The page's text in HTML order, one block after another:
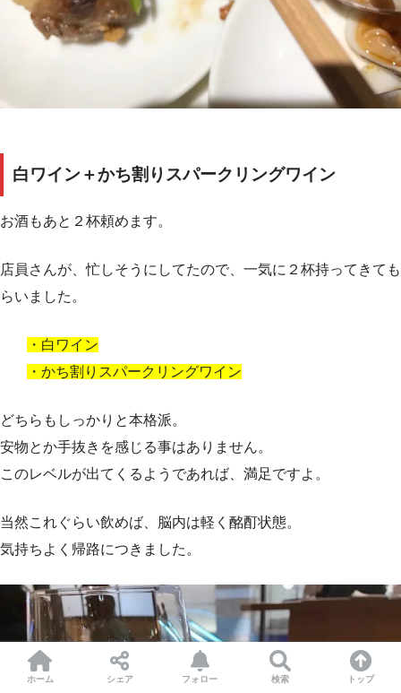
白ワイン＋かち割りスパークリングワイン
お酒もあと２杯頼めます。
店員さんが、忙しそうにしてたので、一気に２杯持ってきても
らいました。
・白ワイン
・かち割りスパークリングワイン
どちらもしっかりと本格派。
安物とか手抜きを感じる事はありません。
このレベルが出てくるようであれば、満足ですよ。
当然これぐらい飲めば、脳内は軽く酩酊状態。
気持ちよく帰路につきました。
ホーム シェア フォロー 検索 トップ